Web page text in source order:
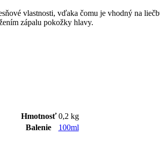
vlastnosti, vďaka čomu je vhodný na
zápalu pokožky hlavy.
Hmotnosť 0,2 kg
Balenie
100ml